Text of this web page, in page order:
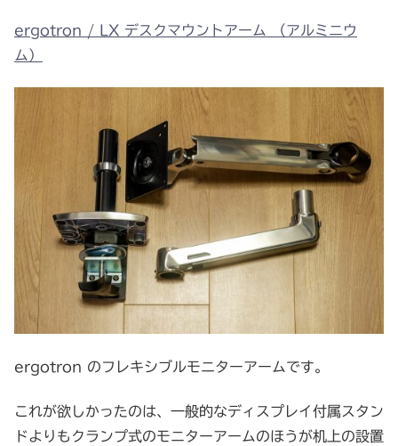
ergotron / LX デスクマウントアーム （アルミニウ
ム）
ergotron のフレキシブルモニターアームです。
これが欲しかったのは、一般的なディスプレイ付属スタン
ドよりもクランプ式のモニターアームのほうが机上の設置